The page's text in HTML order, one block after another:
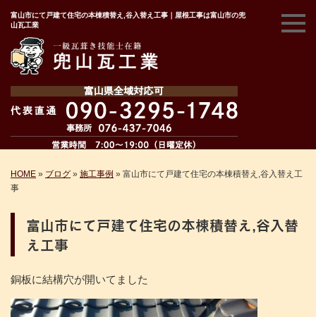
富山市にて戸建て住宅の本棟積替え,谷入替え工事｜屋根工事は富山市の兜
山瓦工業
HOME » ブログ » 施工事例 » 富山市にて戸建て住宅の本棟積替え,谷入替え工
事
富山市にて戸建て住宅の本棟積替え,谷入替
え工事
銅板に結構穴が開いてました